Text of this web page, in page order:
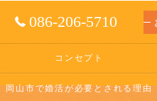
086-206-5710
コンセプト
岡山市で婚活が必要とされる理由